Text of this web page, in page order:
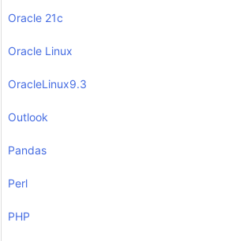
Oracle 21c
Oracle Linux
OracleLinux9.3
Outlook
Pandas
Perl
PHP